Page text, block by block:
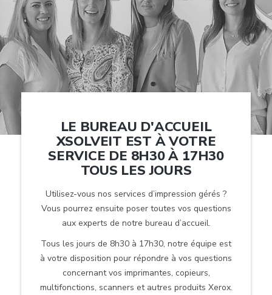
LE BUREAU D'ACCUEIL
XSOLVEIT EST À VOTRE
SERVICE DE 8H30 À 17H30
TOUS LES JOURS
Utilisez-vous nos services d’impression gérés ?
Vous pourrez ensuite poser toutes vos questions
aux experts de notre bureau d’accueil.
Tous les jours de 8h30 à 17h30, notre équipe est
à votre disposition pour répondre à vos questions
concernant vos imprimantes, copieurs,
multifonctions, scanners et autres produits Xerox.